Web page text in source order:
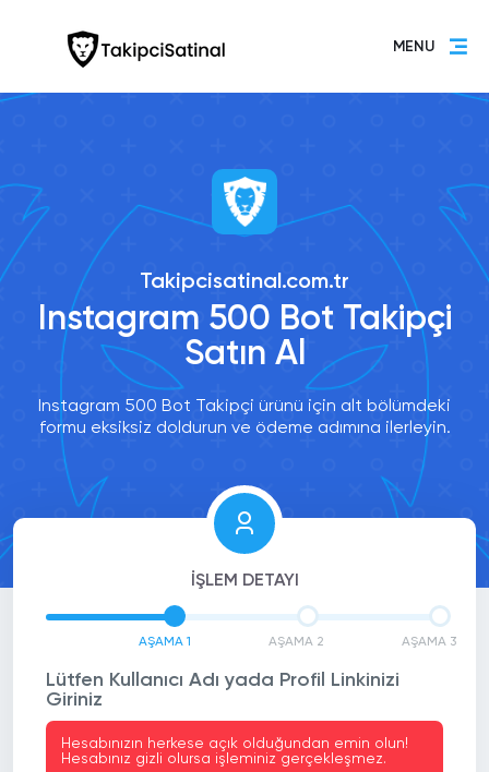
MENU
Takipcisatinal.com.tr
Instagram 500 Bot Takipçi
Satın Al
Instagram 500 Bot Takipçi ürünü için alt bölümdeki
formu eksiksiz doldurun ve ödeme adımına ilerleyin.
İŞLEM DETAYI
AŞAMA 1 AŞAMA 2 AŞAMA 3
Lütfen Kullanıcı Adı yada Profil Linkinizi
Giriniz
Hesabınızın herkese açık olduğundan emin olun!
Hesabınız gizli olursa işleminiz gerçekleşmez.